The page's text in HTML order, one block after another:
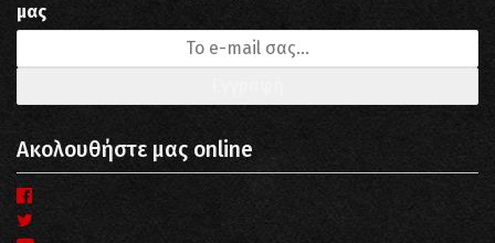
μας
Ακολουθήστε μας online